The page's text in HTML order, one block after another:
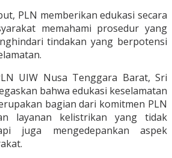
PLN memberikan edukasi secara
memahami prosedur yang
tindakan yang berpotensi
UIW Nusa Tenggara Barat, Sri
bahwa edukasi keselamatan
bagian dari komitmen PLN
layanan kelistrikan yang tidak
juga mengedepankan aspek